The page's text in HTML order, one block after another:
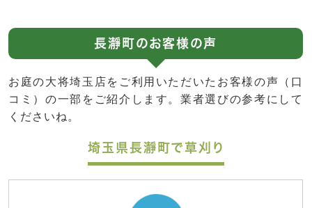
長瀞町のお客様の声
お庭の大将埼玉店をご利用いただいたお客様の声（口
コミ）の一部をご紹介します。業者選びの参考にして
くださいね。
埼玉県長瀞町で草刈り